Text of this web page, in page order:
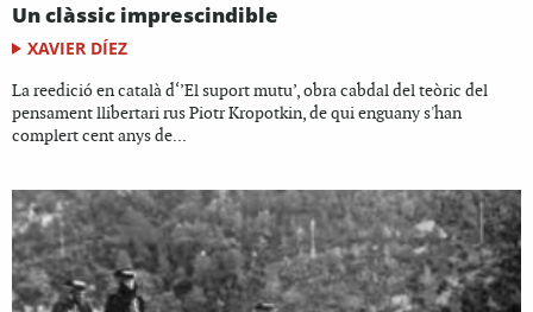
Un clàssic imprescindible
XAVIER DÍEZ
La reedició en català d‘’El suport mutu’, obra cabdal del teòric del
pensament llibertari rus Piotr Kropotkin, de qui enguany s'han
complert cent anys de...